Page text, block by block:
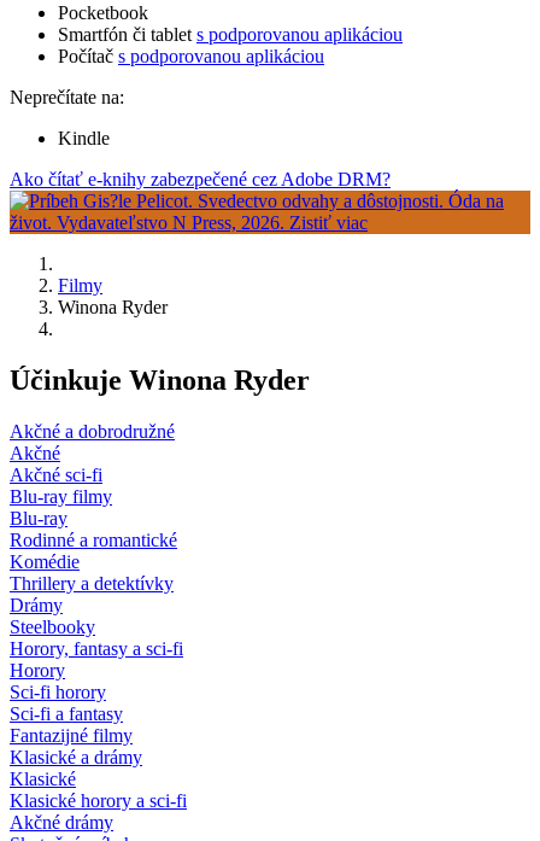
Pocketbook
Smartfón či tablet s podporovanou aplikáciou
Počítač s podporovanou aplikáciou
Neprečítate na:
Kindle
Ako čítať e-knihy zabezpečené cez Adobe DRM?
Filmy
Winona Ryder
Účinkuje Winona Ryder
Akčné a dobrodružné
Akčné
Akčné sci-fi
Blu-ray filmy
Blu-ray
Rodinné a romantické
Komédie
Thrillery a detektívky
Drámy
Steelbooky
Horory, fantasy a sci-fi
Horory
Sci-fi horory
Sci-fi a fantasy
Fantazijné filmy
Klasické a drámy
Klasické
Klasické horory a sci-fi
Akčné drámy